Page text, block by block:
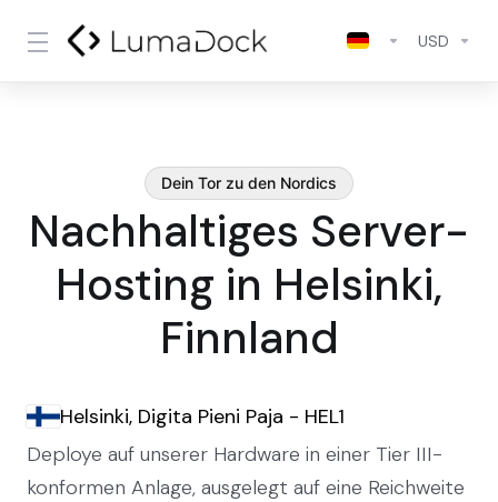
USD
Dein Tor zu den Nordics
Nachhaltiges Server-
Hosting in Helsinki,
Finnland
Helsinki, Digita Pieni Paja - HEL1
Deploye auf unserer Hardware in einer Tier III-
konformen Anlage, ausgelegt auf eine Reichweite